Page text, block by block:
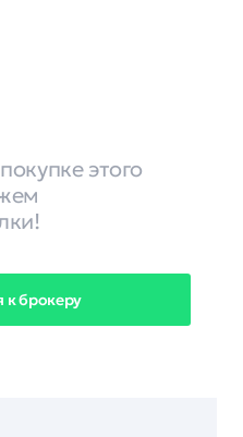
этого
к брокеру